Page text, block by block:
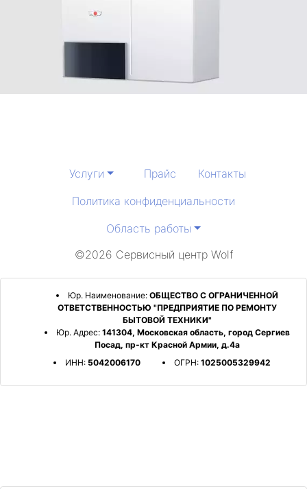
Услуги Прайс
Контакты
Политика конфиденциальности
Область работы
©2026 Сервисный центр Wolf
Юр. Наименование: ОБЩЕСТВО С ОГРАНИЧЕННОЙ
ОТВЕТСТВЕННОСТЬЮ "ПРЕДПРИЯТИЕ ПО РЕМОНТУ
БЫТОВОЙ ТЕХНИКИ"
Юр. Адрес: 141304, Московская область, город Сергиев
Посад, пр-кт Красной Армии, д.4а
ИНН:5042006170 ОГРН:1025005329942